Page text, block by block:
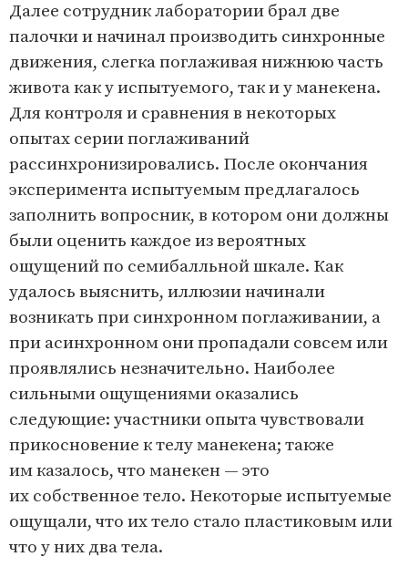
Далее сотрудник лаборатории брал две
палочки и начинал производить синхронные
движения, слегка поглаживая нижнюю часть
живота как у испытуемого, так и у манекена.
Для контроля и сравнения в некоторых
опытах серии поглаживаний
рассинхронизировались. После окончания
эксперимента испытуемым предлагалось
заполнить вопросник, в котором они должны
были оценить каждое из вероятных
ощущений по семибалльной шкале. Как
удалось выяснить, иллюзии начинали
возникать при синхронном поглаживании, а
при асинхронном они пропадали совсем или
проявлялись незначительно. Наиболее
сильными ощущениями оказались
следующие: участники опыта чувствовали
прикосновение к телу манекена; также
им казалось, что манекен — это
их собственное тело. Некоторые испытуемые
ощущали, что их тело стало пластиковым или
что у них два тела.